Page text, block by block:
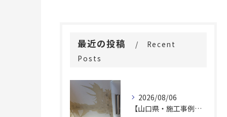
最近の投稿
Recent
Posts
2026/08/06
【山口県・施工事例】老人ホームの内部結露カビを「壊さず除去」！費用と入居者負担を大幅に抑える除カビ工法とは？